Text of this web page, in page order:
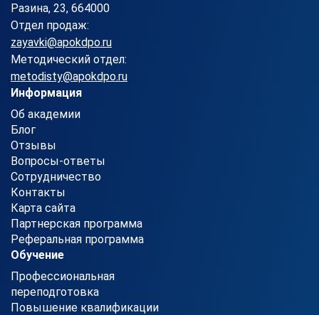
Разина, 23, 664000
Отдел продаж:
zayavki@apokdpo.ru
Методический отдел:
metodisty@apokdpo.ru
Информация
Об академии
Блог
Отзывы
Вопросы-ответы
Сотрудничество
Контакты
Карта сайта
Партнерская программа
Реферальная программа
Обучение
Профессиональная
переподготовка
Повышение квалификации